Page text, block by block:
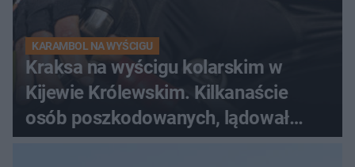
KARAMBOL NA WYŚCIGU
Kraksa na wyścigu kolarskim w
Kijewie Królewskim. Kilkanaście
osób poszkodowanych, lądował
śmigłowiec LPR